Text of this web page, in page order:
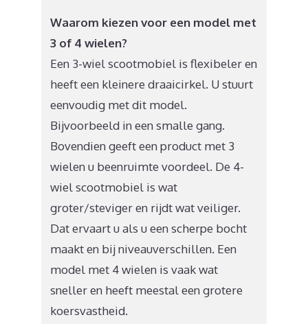
Waarom kiezen voor een model met
3 of 4 wielen?
Een 3-wiel scootmobiel is flexibeler en
heeft een kleinere draaicirkel. U stuurt
eenvoudig met dit model.
Bijvoorbeeld in een smalle gang.
Bovendien geeft een product met 3
wielen u beenruimte voordeel. De 4-
wiel scootmobiel is wat
groter/steviger en rijdt wat veiliger.
Dat ervaart u als u een scherpe bocht
maakt en bij niveauverschillen. Een
model met 4 wielen is vaak wat
sneller en heeft meestal een grotere
koersvastheid.